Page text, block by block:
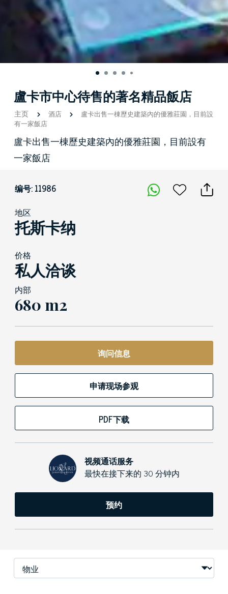
盧卡市中心待售的著名精品飯店
主页 酒店
盧卡出售一棟歷史建築內的優雅莊園，目前設
有一家飯店
盧卡出售一棟歷史建築內的優雅莊園，目前設有
一家飯店
编号: 11986
地区
托斯卡纳
价格
私人洽谈
内部
680 m2
询问信息
申请现场参观
PDF下载
视频通话服务
最快在接下来的 30 分钟内
预约